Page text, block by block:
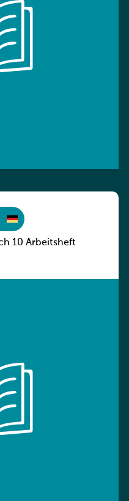
10 Arbeitsheft